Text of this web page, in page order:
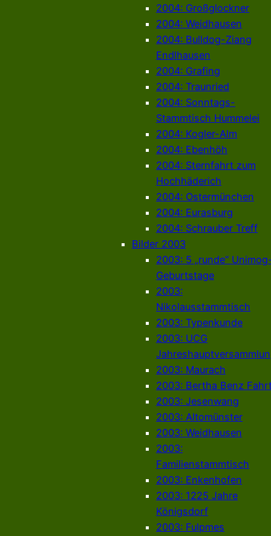
2004: Großglockner
2004: Weidhausen
2004: Bulldog-Ziang
Endlhausen
2004: Grafing
2004: Traunried
2004: Sonntags-
Stammtisch Hummelei
2004: Kogler-Alm
2004: Ebenhöh
2004: Sternfahrt zum
Hochhäderich
2004: Ostermünchen
2004: Eurasburg
2004: Schrauber Treff
Bilder 2003
2003: 5 „runde“
Geburtstage
2003:
Nikolausstammtisch
2003: Typenkunde
2003: UCG
2003: Maurach
2003: Bertha Benz
2003: Jesenwang
2003: Altomünster
2003: Weidhausen
2003:
Familienstammtisch
2003: Enkenhofen
2003: 1225 Jahre
Königsdorf
2003: Fulpmes